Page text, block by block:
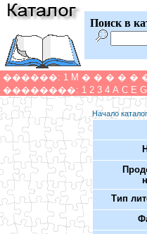
Поиск в
������: 1 M � � � � �
��������: 1 2 3 4 A C E G
Начало
Тип